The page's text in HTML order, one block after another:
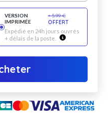
VERSION
IMPRIMÉE
+5.99 €
OFFERT
Expédié en 24h jours ouvrés
+ délais de la poste.